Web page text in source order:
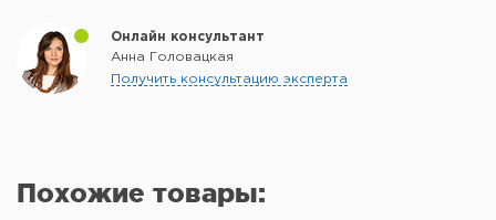
Онлайн консультант
Анна Головацкая
Получить консультацию эксперта
Похожие товары: